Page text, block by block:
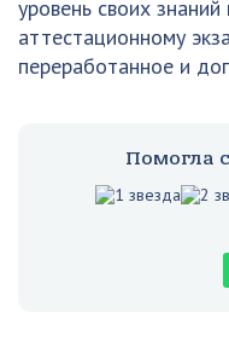
уровень своих
аттестационному
переработанное и
Помогла